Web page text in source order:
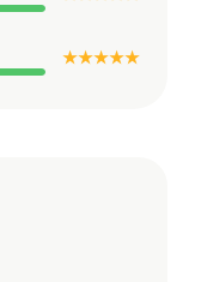
★ ★ ★ ★ ★